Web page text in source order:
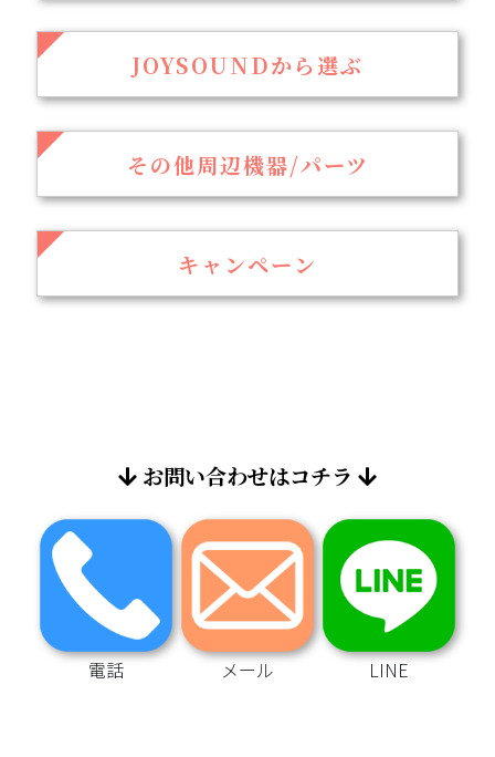
JOYSOUNDから選ぶ
その他周辺機器/パーツ
キャンペーン
お問い合わせはコチラ
電話 メール LINE